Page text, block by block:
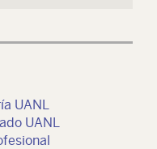
UANL
UANL